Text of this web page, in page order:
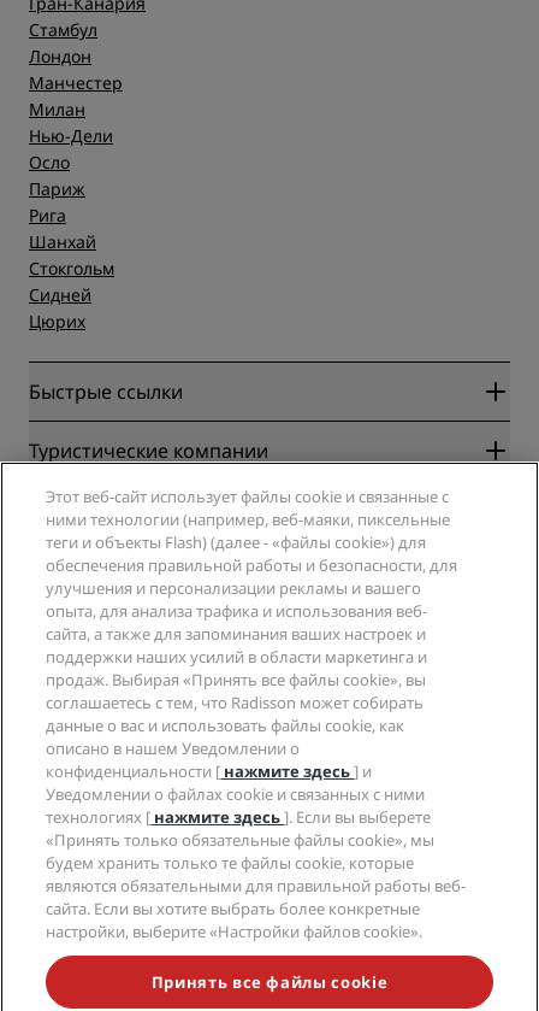
Стамбул
Лондон
Манчестер
Милан
Нью-Дели
Осло
Париж
Рига
Шанхай
Стокгольм
Сидней
Цюрих
Быстрые ссылки
Radisson Rewards
Blog
Направления
Новые и будущие отели
Приложение Radisson Hotels
Отели со статусом Sports Approved
Отели для семейного отдыха
Охрана здоровья и безопасность
Туристические компании
Партнеры
Турагенты
Компания
Radisson Hotel Group
СМИ
Вакансии в RHG
Вакансии в PPHE
Вакансии в EHL
The Club by RHG
Возможности развития
Социально ответственный бизнес
Закупки
Юридическая информация
Центр конфиденциальности
Правовая оговорка
Условия и положения программы Radisson Rewards
Соглашение о пользовании сайтом
Цифровая доступность
Заявление о современном рабстве
Помощь
Уведомления для клиентов
Контактная информация
Часто задаваемые вопросы
Карта сайта
Социальные сети
Бренды Radisson Hotels
НЕ ПРОПУСТИТЕ НАШИ ПРЕДЛОЖЕНИЯ,
ПОЛЬЗУЮЩИЕСЯ НАИБОЛЬШЕЙ ПОПУЛЯРНОСТЬЮ
Этот веб-сайт использует файлы cookie и связанные с
ними технологии (например, веб-маяки, пиксельные
теги и объекты Flash) (далее - «файлы cookie») для
обеспечения правильной работы и безопасности, для
улучшения и персонализации рекламы и вашего
опыта, для анализа трафика и использования веб-
сайта, а также для запоминания ваших настроек и
поддержки наших усилий в области маркетинга и
продаж. Выбирая «Принять все файлы cookie», вы
соглашаетесь с тем, что Radisson может собирать
данные о вас и использовать файлы cookie, как
описано в нашем Уведомлении о
конфиденциальности [ нажмите здесь] и
Уведомлении о файлах cookie и связанных с ними
технологиях [ нажмите здесь]. Если вы выберете
«Принять только обязательные файлы cookie», мы
будем хранить только те файлы cookie, которые
являются обязательными для правильной работы веб-
сайта. Если вы хотите выбрать более конкретные
настройки, выберите «Настройки файлов cookie».
Принять все файлы cookie